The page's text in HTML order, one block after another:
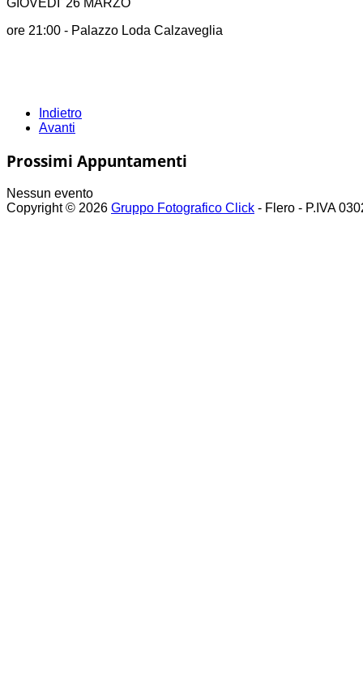
GIOVEDI' 26 MARZO
ore 21:00 - Palazzo Loda Calzaveglia
Indietro
Avanti
Prossimi Appuntamenti
Nessun evento
Copyright © 2026 Gruppo Fotografico Click - Flero - P.IVA